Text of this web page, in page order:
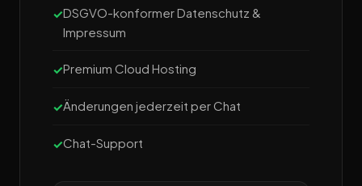
DSGVO-konformer Datenschutz &
Impressum
Premium Cloud Hosting
Änderungen jederzeit per Chat
Chat-Support